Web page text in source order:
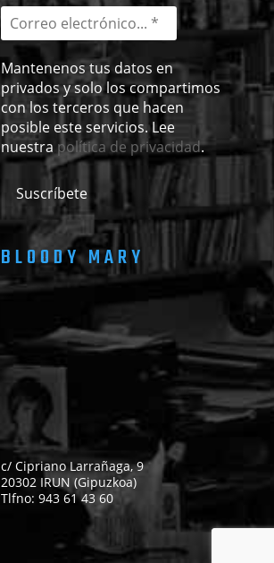
Mantenenos tus datos en
privados y solo los compartimos
con los terceros que hacen
posible este servicios. Lee
nuestra política de privacidad.
BLOODY MARY
c/ Cipriano Larrañaga, 9
20302 IRUN (Gipuzkoa)
Tlfno: 943 61 43 60